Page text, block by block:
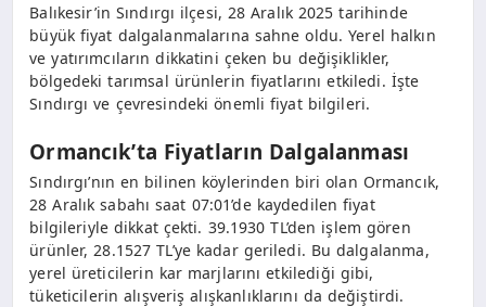
Balıkesir’in Sındırgı ilçesi, 28 Aralık 2025 tarihinde
büyük fiyat dalgalanmalarına sahne oldu. Yerel halkın
ve yatırımcıların dikkatini çeken bu değişiklikler,
bölgedeki tarımsal ürünlerin fiyatlarını etkiledi. İşte
Sındırgı ve çevresindeki önemli fiyat bilgileri.
Ormancık’ta Fiyatların Dalgalanması
Sındırgı’nın en bilinen köylerinden biri olan Ormancık,
28 Aralık sabahı saat 07:01’de kaydedilen fiyat
bilgileriyle dikkat çekti. 39.1930 TL’den işlem gören
ürünler, 28.1527 TL’ye kadar geriledi. Bu dalgalanma,
yerel üreticilerin kar marjlarını etkilediği gibi,
tüketicilerin alışveriş alışkanlıklarını da değiştirdi.